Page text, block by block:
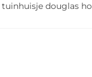
tuinhuisje douglas